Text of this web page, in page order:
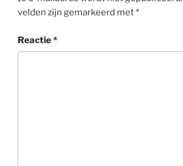
velden zijn gemarkeerd met*
Reactie*